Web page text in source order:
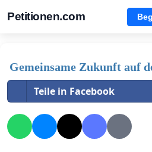
Petitionen.com
Gemeinsame Zukunft auf
Teile in Facebook